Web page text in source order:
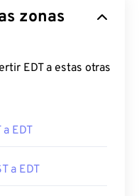
zonas
EDT a estas otras
a EDT
a EDT